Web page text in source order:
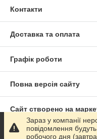
Контакти
Доставка та оплата
Графік роботи
Повна версія сайту
Сайт створено на
Політика
Зараз у компанії
повідомлення
робочого дня